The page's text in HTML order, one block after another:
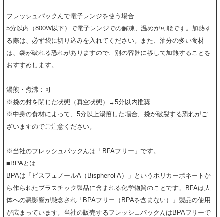
フレッシュパックんで電子レンジを使う場合
5分以内（800W以下）で電子レンジでの解凍、温めが可能です。加熱す
る際は、必ず袋に切り込みを入れてください。また、油分の多い食材
は、袋が破れる恐れがありますので、別の容器に移して加熱することを
おすすめします。
湯煎・煮沸：可
※袋の封を閉じた状態（真空状態）→5分以内推奨
※中身の食材によって、5分以上湯煎した場合、袋が破裂する恐れがご
ざいますのでご注意ください。
※当社のフレッシュパックんは「BPAフリー」です。
■BPAとは
BPAは「ビスフェノールA（Bisphenol A）」というポリカーボネートか
ら作られたプラスチック製品に含まれる化学物質のことです。BPAは人
体への悪影響が懸念され「BPAフリー（BPAを含まない）」製品の使用
が広まっています。当社の販売するフレッシュパックんはBPAフリーで